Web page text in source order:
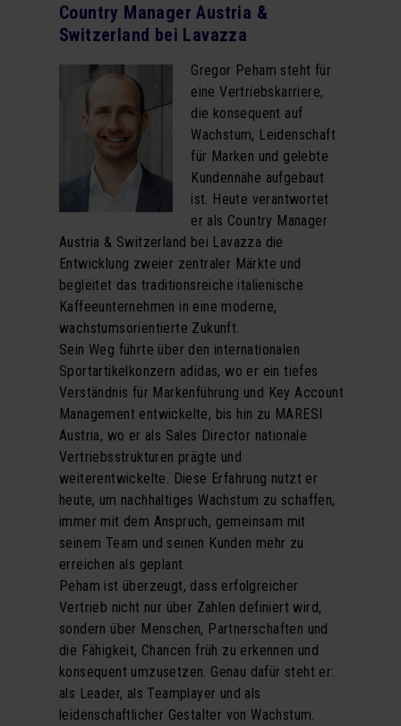
Country Manager Austria &
Switzerland bei Lavazza
Gregor Peham steht für
eine Vertriebskarriere,
die konsequent auf
Wachstum, Leidenschaft
für Marken und gelebte
Kundennähe aufgebaut
ist. Heute verantwortet
er als Country Manager
Austria & Switzerland bei Lavazza die
Entwicklung zweier zentraler Märkte und
begleitet das traditionsreiche italienische
Kaffeeunternehmen in eine moderne,
wachstumsorientierte Zukunft.
Sein Weg führte über den internationalen
Sportartikelkonzern adidas, wo er ein tiefes
Verständnis für Markenführung und Key Account
Management entwickelte, bis hin zu MARESI
Austria, wo er als Sales Director nationale
Vertriebsstrukturen prägte und
weiterentwickelte. Diese Erfahrung nutzt er
heute, um nachhaltiges Wachstum zu schaffen,
immer mit dem Anspruch, gemeinsam mit
seinem Team und seinen Kunden mehr zu
erreichen als geplant.
Peham ist überzeugt, dass erfolgreicher
Vertrieb nicht nur über Zahlen definiert wird,
sondern über Menschen, Partnerschaften und
die Fähigkeit, Chancen früh zu erkennen und
konsequent umzusetzen. Genau dafür steht er:
als Leader, als Teamplayer und als
leidenschaftlicher Gestalter von Wachstum.